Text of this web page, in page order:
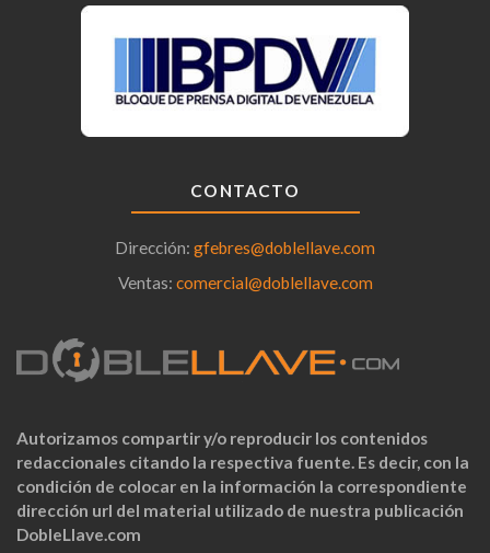
CONTACTO
Dirección: gfebres@doblellave.com
Ventas: comercial@doblellave.com
Autorizamos compartir y/o reproducir los contenidos
redaccionales citando la respectiva fuente. Es decir, con la
condición de colocar en la información la correspondiente
dirección url del material utilizado de nuestra publicación
DobleLlave.com